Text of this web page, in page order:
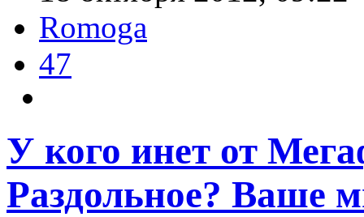
Romoga
47
У кого инет от
Раздольное? Ваше